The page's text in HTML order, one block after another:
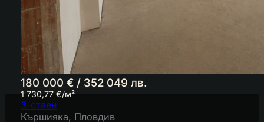
180 000 € / 352 049 лв.
1 730,77 €/м²
3-стаен
Кършияка, Пловдив